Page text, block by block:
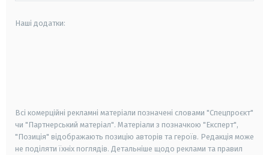
Наші додатки:
Всі комерційні рекламні матеріали позначені словами "Спецпроєкт"
чи "Партнерський матеріал". Матеріали з позначкою "Експерт",
"Позиція" відображають позицію авторів та героїв. Редакція може
не поділяти їхніх поглядів. Детальніше щодо реклами та правил